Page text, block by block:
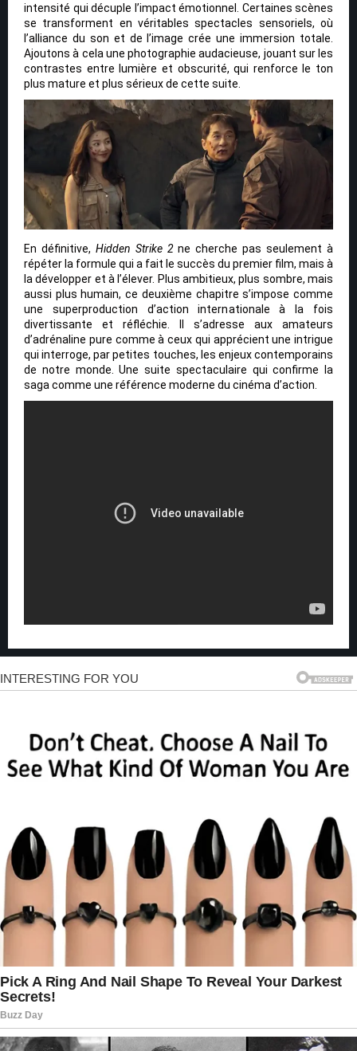
intensité qui décuple l’impact émotionnel. Certaines scènes
se transforment en véritables spectacles sensoriels, où
l’alliance du son et de l’image crée une immersion totale.
Ajoutons à cela une photographie audacieuse, jouant sur les
contrastes entre lumière et obscurité, qui renforce le ton
plus mature et plus sérieux de cette suite.
En définitive, Hidden Strike 2ne cherche pas seulement à
répéter la formule qui a fait le succès du premier film, mais à
la développer et à l’élever. Plus ambitieux, plus sombre, mais
aussi plus humain, ce deuxième chapitre s’impose comme
une superproduction d’action internationale à la fois
divertissante et réfléchie. Il s’adresse aux amateurs
d’adrénaline pure comme à ceux qui apprécient une intrigue
qui interroge, par petites touches, les enjeux contemporains
de notre monde. Une suite spectaculaire qui confirme la
saga comme une référence moderne du cinéma d’action.